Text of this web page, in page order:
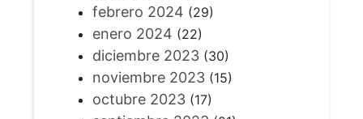
febrero 2024 (29)
enero 2024 (22)
diciembre 2023(30)
noviembre 2023(15)
octubre 2023(17)